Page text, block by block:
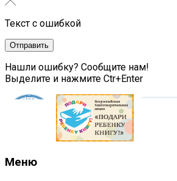
Текст с ошибкой
Нашли ошибку? Сообщите нам!
Выделите и нажмите Ctr+Enter
Меню